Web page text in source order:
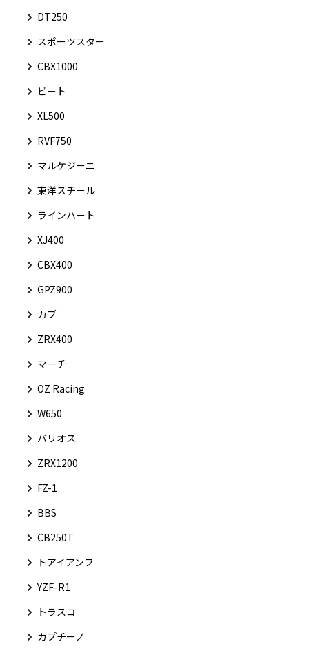
DT250
スポーツスター
CBX1000
ビート
XL500
RVF750
マルケジーニ
東洋スチール
ラインハート
XJ400
CBX400
GPZ900
カブ
ZRX400
マーチ
OZ Racing
W650
バリオス
ZRX1200
FZ-1
BBS
CB250T
トアイアンフ
YZF-R1
トラスコ
カプチーノ